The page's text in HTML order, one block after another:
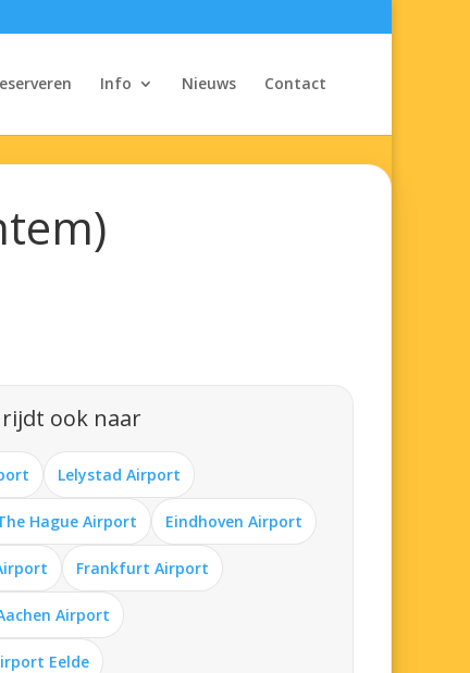
Info Nieuws Contact
ook naar
Lelystad Airport
Hague Airport Eindhoven Airport
Frankfurt Airport
Airport
Eelde